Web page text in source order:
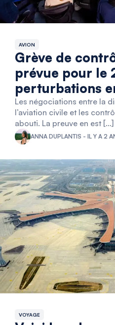
AVION
Grève de
prévue pour le
perturbations
Les négociations entre la
l’aviation civile et les
abouti. La preuve en est […]
ANNA DUPLANTIS - IL Y A 2
VOYAGE